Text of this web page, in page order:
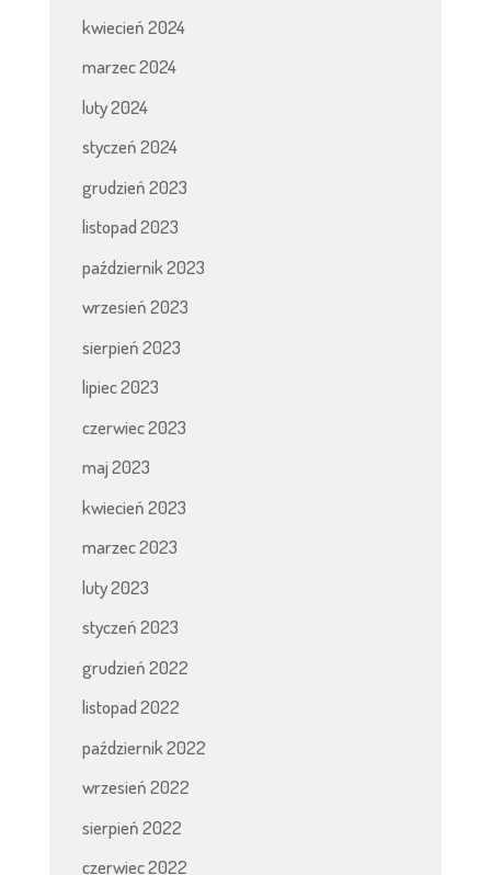
kwiecień 2024
marzec 2024
luty 2024
styczeń 2024
grudzień 2023
listopad 2023
październik 2023
wrzesień 2023
sierpień 2023
lipiec 2023
czerwiec 2023
maj 2023
kwiecień 2023
marzec 2023
luty 2023
styczeń 2023
grudzień 2022
listopad 2022
październik 2022
wrzesień 2022
sierpień 2022
czerwiec 2022